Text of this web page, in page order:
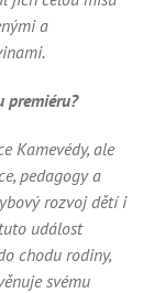
a
premiéru?
Kamevédy, ale
pedagogy a
rozvoj dětí i
událost
chodu rodiny,
svému